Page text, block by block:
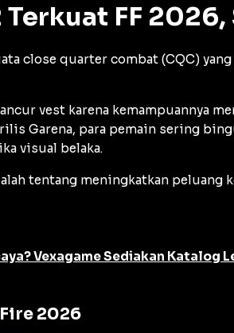
FF
close quarter combat (CQC)
vest karena kemampuannya
Garena, para pemain sering
visual belaka.
tentang meningkatkan peluang
Vexagame Sediakan Katalog
2026